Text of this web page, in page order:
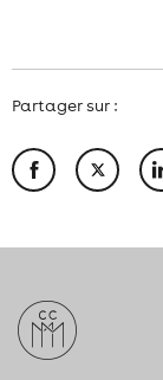
Partager sur :